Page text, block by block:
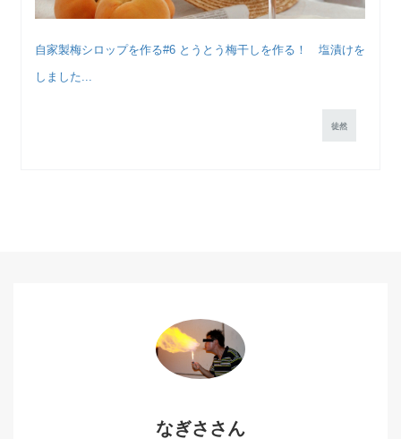
自家製梅シロップを作る#6 とうとう梅干しを作る！ 塩漬けを
しました...
徒然
なぎささん